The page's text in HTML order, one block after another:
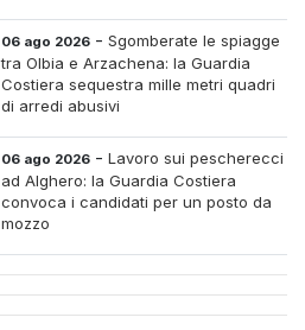
06 ago 2026 -Sgomberate le spiagge
tra Olbia e Arzachena: la Guardia
Costiera sequestra mille metri quadri
di arredi abusivi
06 ago 2026 -Lavoro sui pescherecci
ad Alghero: la Guardia Costiera
convoca i candidati per un posto da
mozzo